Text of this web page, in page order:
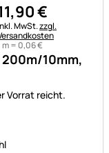
10mm,
Vorrat reicht.
,90€
MwSt.zzgl.
m = 0,06€